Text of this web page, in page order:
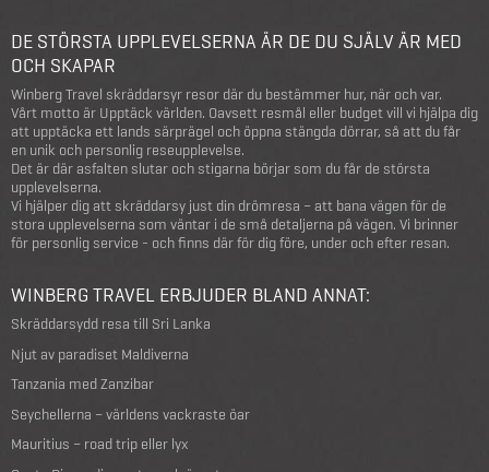
DE STÖRSTA UPPLEVELSERNA ÄR DE DU SJÄLV ÄR MED
OCH SKAPAR
Winberg Travel skräddarsyr resor där du bestämmer hur, när och var.
Vårt motto är Upptäck världen. Oavsett resmål eller budget vill vi hjälpa dig
att upptäcka ett lands särprägel och öppna stängda dörrar, så att du får
en unik och personlig reseupplevelse.
Det är där asfalten slutar och stigarna börjar som du får de största
upplevelserna.
Vi hjälper dig att skräddarsy just din drömresa – att bana vägen för de
stora upplevelserna som väntar i de små detaljerna på vägen. Vi brinner
för personlig service - och finns där för dig före, under och efter resan.
WINBERG TRAVEL ERBJUDER BLAND ANNAT:
Skräddarsydd resa till Sri Lanka
Njut av paradiset Maldiverna
Tanzania med Zanzibar
Seychellerna – världens vackraste öar
Mauritius – road trip eller lyx